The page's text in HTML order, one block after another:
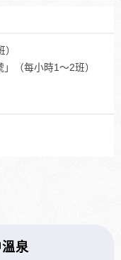
（每小時1～2班）
泉